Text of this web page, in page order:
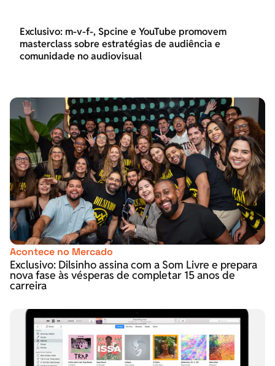
Exclusivo: m-v-f-, Spcine e YouTube promovem
masterclass sobre estratégias de audiência e
comunidade no audiovisual
Acontece no Mercado
Exclusivo: Dilsinho assina com a Som Livre e prepara
nova fase às vésperas de completar 15 anos de
carreira